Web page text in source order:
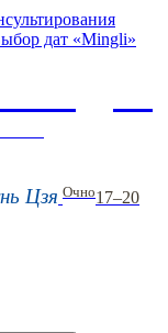
дат «Mingli»
Цзя Очно17–20